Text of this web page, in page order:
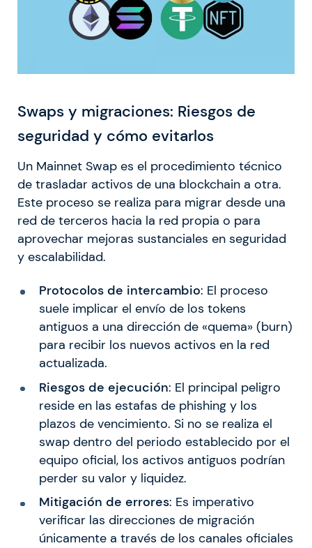
Swaps y migraciones: Riesgos de
seguridad y cómo evitarlos
Un Mainnet Swap es el procedimiento técnico
de trasladar activos de una blockchain a otra.
Este proceso se realiza para migrar desde una
red de terceros hacia la red propia o para
aprovechar mejoras sustanciales en seguridad
y escalabilidad.
Protocolos de intercambio: El proceso
suele implicar el envío de los tokens
antiguos a una dirección de «quema» (burn)
para recibir los nuevos activos en la red
actualizada.
Riesgos de ejecución: El principal peligro
reside en las estafas de phishing y los
plazos de vencimiento. Si no se realiza el
swap dentro del periodo establecido por el
equipo oficial, los activos antiguos podrían
perder su valor y liquidez.
Mitigación de errores: Es imperativo
verificar las direcciones de migración
únicamente a través de los canales oficiales